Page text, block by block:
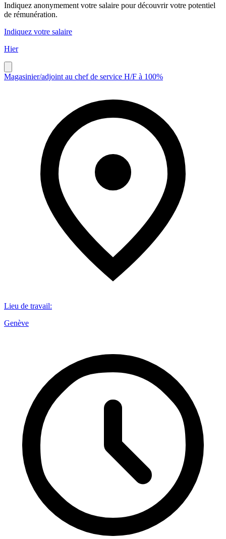
Indiquez anonymement votre salaire pour découvrir votre potentiel
de rémunération.
Indiquez votre salaire
Hier
Magasinier/adjoint au chef de service H/F à 100%
Lieu de travail:
Genève